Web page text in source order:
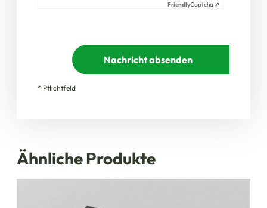
FriendlyCaptcha ⇗
Nachricht absenden
* Pflichtfeld
Ähnliche Produkte